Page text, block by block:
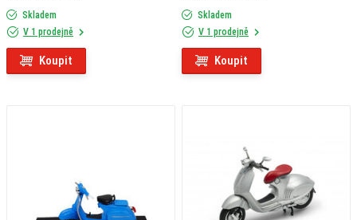
Skladem
V 1 prodejně
Koupit
Skladem
V 1 prodejně
Koupit